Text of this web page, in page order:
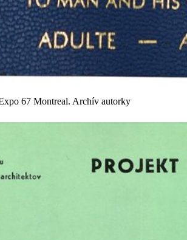
67 Montreal. Archív autorky